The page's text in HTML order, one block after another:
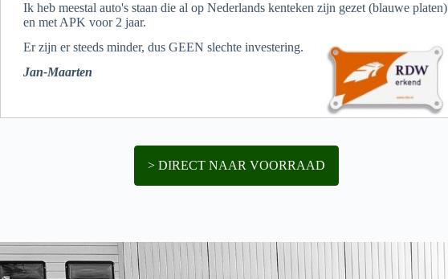
Ik heb meestal auto's staan die al op Nederlands kenteken zijn gezet (blauwe platen)
en met APK voor 2 jaar.
Er zijn er steeds minder, dus GEEN slechte investering.
Jan-Maarten
> DIRECT NAAR VOORRAAD